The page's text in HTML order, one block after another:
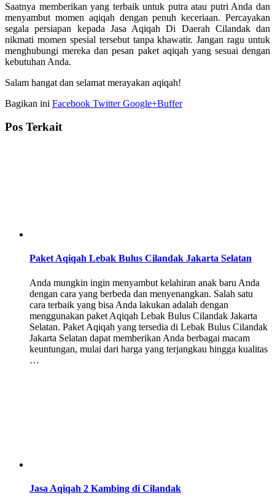
Saatnya memberikan yang terbaik untuk putra atau putri Anda dan
menyambut momen aqiqah dengan penuh keceriaan. Percayakan
segala persiapan kepada Jasa Aqiqah Di Daerah Cilandak dan
nikmati momen spesial tersebut tanpa khawatir. Jangan ragu untuk
menghubungi mereka dan pesan paket aqiqah yang sesuai dengan
kebutuhan Anda.
Salam hangat dan selamat merayakan aqiqah!
Bagikan ini Facebook TwitterGoogle+Buffer
Pos Terkait
Paket Aqiqah Lebak Bulus Cilandak Jakarta Selatan
Anda mungkin ingin menyambut kelahiran anak baru Anda
dengan cara yang berbeda dan menyenangkan. Salah satu
cara terbaik yang bisa Anda lakukan adalah dengan
menggunakan paket Aqiqah Lebak Bulus Cilandak Jakarta
Selatan. Paket Aqiqah yang tersedia di Lebak Bulus Cilandak
Jakarta Selatan dapat memberikan Anda berbagai macam
keuntungan, mulai dari harga yang terjangkau hingga kualitas
…
Jasa Aqiqah 2 Kambing di Cilandak